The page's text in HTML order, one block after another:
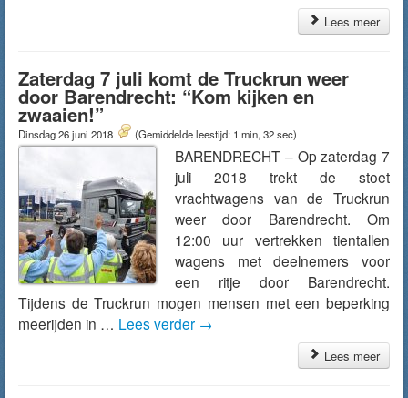
Lees meer
Zaterdag 7 juli komt de Truckrun weer
door Barendrecht: “Kom kijken en
zwaaien!”
Dinsdag 26 juni 2018 (Gemiddelde leestijd: 1 min, 32 sec)
BARENDRECHT – Op zaterdag 7
juli 2018 trekt de stoet
vrachtwagens van de Truckrun
weer door Barendrecht. Om
12:00 uur vertrekken tientallen
wagens met deelnemers voor
een ritje door Barendrecht.
Tijdens de Truckrun mogen mensen met een beperking
meerijden in … Lees verder →
Lees meer